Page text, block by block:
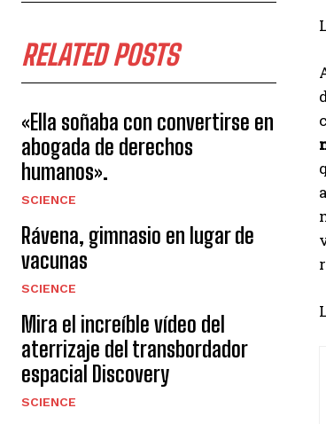
RELATED POSTS
«Ella soñaba con convertirse en
abogada de derechos
humanos».
SCIENCE
Rávena, gimnasio en lugar de
vacunas
SCIENCE
Mira el increíble vídeo del
aterrizaje del transbordador
espacial Discovery
SCIENCE